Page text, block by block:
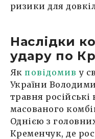
ризики для
Наслідки
удару по
Якповідомив у
України
травня російські
масованого
Однією з
Кременчук, де